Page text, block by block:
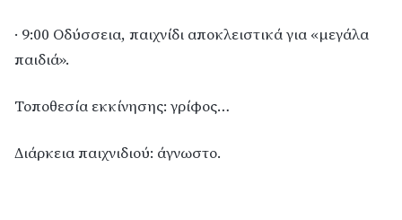
· 9:00 Οδύσσεια, παιχνίδι αποκλειστικά για «μεγάλα
παιδιά».
Τοποθεσία εκκίνησης: γρίφος…
Διάρκεια παιχνιδιού: άγνωστο.